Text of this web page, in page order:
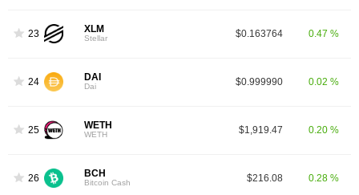
23 XLM
Stellar $0.163764 0.47 %
24 DAI
Dai $0.999990 0.02 %
25 WETH
WETH $1,919.47 0.20 %
26 BCH
Bitcoin Cash $216.08 0.28 %